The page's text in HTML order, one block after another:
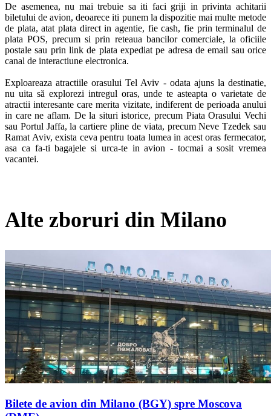
De asemenea, nu mai trebuie sa iti faci griji in privinta achitarii
biletului de avion, deoarece iti punem la dispozitie mai multe metode
de plata, atat plata direct in agentie, fie cash, fie prin terminalul de
plata POS, precum si prin reteaua bancilor comerciale, la oficiile
postale sau prin link de plata expediat pe adresa de email sau orice
canal de interactiune electronica.
Exploareaza atractiile orasului Tel Aviv - odata ajuns la destinatie,
nu uita să explorezi intregul oras, unde te asteapta o varietate de
atractii interesante care merita vizitate, indiferent de perioada anului
in care ne aflam. De la situri istorice, precum Piata Orasului Vechi
sau Portul Jaffa, la cartiere pline de viata, precum Neve Tzedek sau
Ramat Aviv, exista ceva pentru toata lumea in acest oras fermecator,
asa ca fa-ti bagajele si urca-te in avion - tocmai a sosit vremea
vacantei.
Alte zboruri din Milano
Bilete de avion din Milano (BGY) spre Moscova